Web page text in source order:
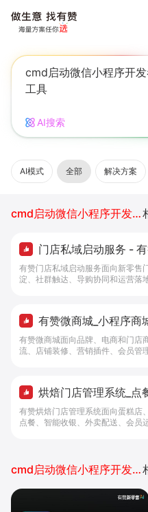
AI搜索
AI模式 全部 解决方案
cmd启动微信小程序开发者工具
门店私域启动服务 -
有赞门店私域启动服务面向新零售
淀、社群触达、导购协同和运营落
有赞微商城_小程序商
购工具 - 做生意, 找有
有赞微商城面向品牌、电商和门店
流、店铺装修、营销插件、会员管
烘焙门店管理系统_点
具 - 做生意, 找有赞
有赞烘焙门店管理系统面向蛋糕店
点餐、智能收银、外卖配送、会员
cmd启动微信小程序开发者工具